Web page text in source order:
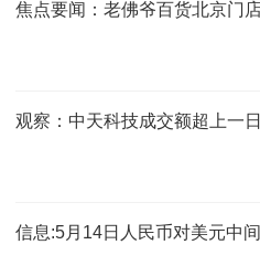
焦点要闻：老佛爷百货北京门
观察：中天科技成交额超上一
信息:5月14日人民币对美元中